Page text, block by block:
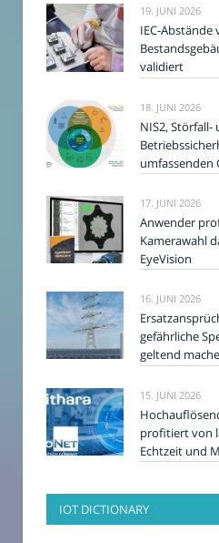
19. JUNI 2026
IEC-
validiert
18. JUNI 2026
NIS2, Störfall-
umfassenden
17. JUNI 2026
Anwender
Kamerawahl
EyeVision
16. JUNI 2026
gefährliche
geltend
15. JUNI 2026
profitiert von
Echtzeit und
IOT DICTIONARY